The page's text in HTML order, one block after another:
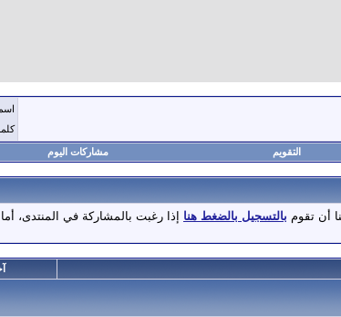
التقويم مشاركات اليوم
أن تقوم بالتسجيل بالضغط هنا إذا رغبت بالمشاركة في المنتدى،